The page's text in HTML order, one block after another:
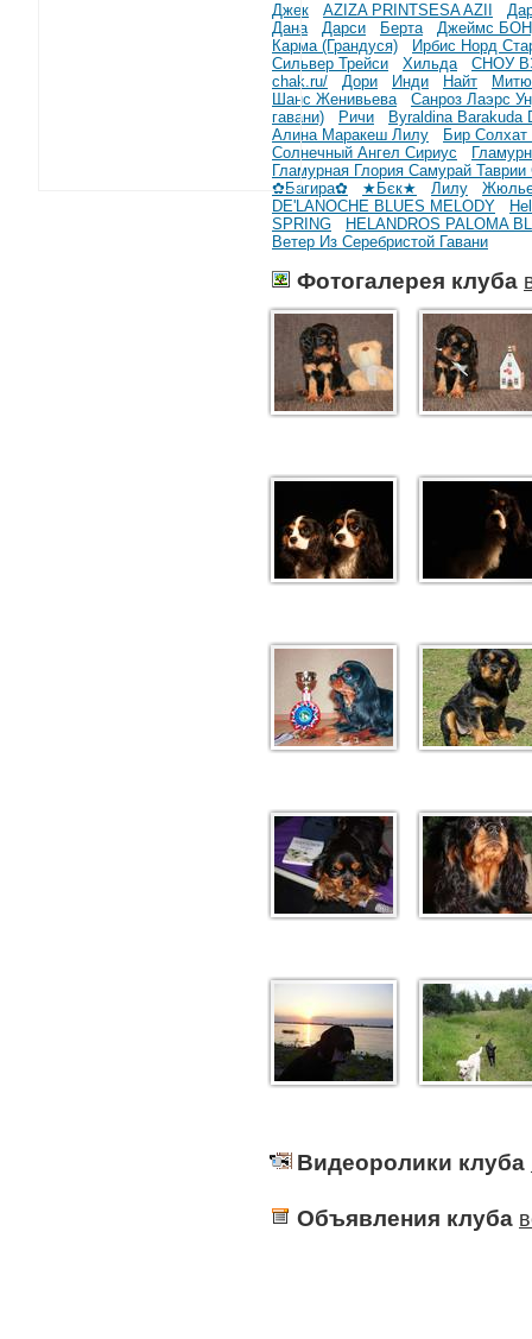
Джек AZIZA PRINТSESA AZII
Дана
Дарси Берта
Джеймс
Карма (Грандуся)
Ирбис Норд
Сильвер Трейси
Хильда
СНОУ
chak.ru/
Дори Инди Найт
Шанс Женивьева
Санроз Лаэрс
гавани)
Ричи
Byraldina Barakuda
Алина Маракеш Лилу
Бир Солхат
Солнечный Ангел Сириус
Гламурная Глория Самурай Таврии
✿Багира✿
★Бєк★ Лилу
DE'LANOCHE BLUES MELODY
SPRING
HELANDROS PALOMA
Ветер Из Серебристой Гавани
Фотогалерея клуба
Видеоролики клуба
Объявления клуба